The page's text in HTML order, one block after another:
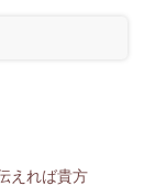
えれば貴方